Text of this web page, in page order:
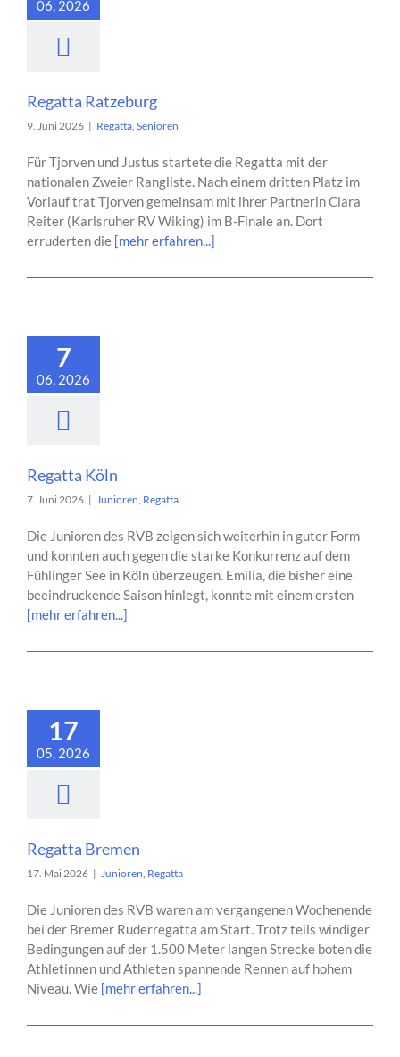
06, 2026
Regatta Ratzeburg
9. Juni 2026 | Regatta, Senioren
Für Tjorven und Justus startete die Regatta mit der
nationalen Zweier Rangliste. Nach einem dritten Platz im
Vorlauf trat Tjorven gemeinsam mit ihrer Partnerin Clara
Reiter (Karlsruher RV Wiking) im B-Finale an. Dort
erruderten die [mehr erfahren...]
7
06, 2026
Regatta Köln
7. Juni 2026 | Junioren, Regatta
Die Junioren des RVB zeigen sich weiterhin in guter Form
und konnten auch gegen die starke Konkurrenz auf dem
Fühlinger See in Köln überzeugen. Emilia, die bisher eine
beeindruckende Saison hinlegt, konnte mit einem ersten
[mehr erfahren...]
17
05, 2026
Regatta Bremen
17. Mai 2026 | Junioren, Regatta
Die Junioren des RVB waren am vergangenen Wochenende
bei der Bremer Ruderregatta am Start. Trotz teils windiger
Bedingungen auf der 1.500 Meter langen Strecke boten die
Athletinnen und Athleten spannende Rennen auf hohem
Niveau. Wie [mehr erfahren...]